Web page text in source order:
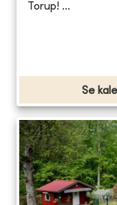
Torup! ...
Se